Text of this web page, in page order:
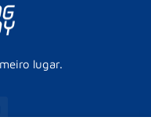
lugar.